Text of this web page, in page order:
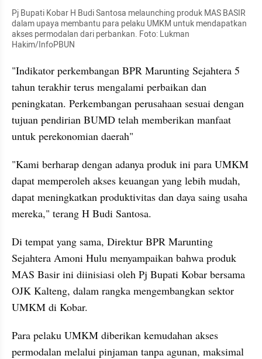
Pj Bupati Kobar H Budi Santosa melaunching produk MAS BASIR
dalam upaya membantu para pelaku UMKM untuk mendapatkan
akses permodalan dari perbankan. Foto: Lukman
Hakim/InfoPBUN
"Indikator perkembangan BPR Marunting Sejahtera 5
tahun terakhir terus mengalami perbaikan dan
peningkatan. Perkembangan perusahaan sesuai dengan
tujuan pendirian BUMD telah memberikan manfaat
untuk perekonomian daerah"
"Kami berharap dengan adanya produk ini para UMKM
dapat memperoleh akses keuangan yang lebih mudah,
dapat meningkatkan produktivitas dan daya saing usaha
mereka," terang H Budi Santosa.
Di tempat yang sama, Direktur BPR Marunting
Sejahtera Amoni Hulu menyampaikan bahwa produk
MAS Basir ini diinisiasi oleh Pj Bupati Kobar bersama
OJK Kalteng, dalam rangka mengembangkan sektor
UMKM di Kobar.
Para pelaku UMKM diberikan kemudahan akses
permodalan melalui pinjaman tanpa agunan, maksimal